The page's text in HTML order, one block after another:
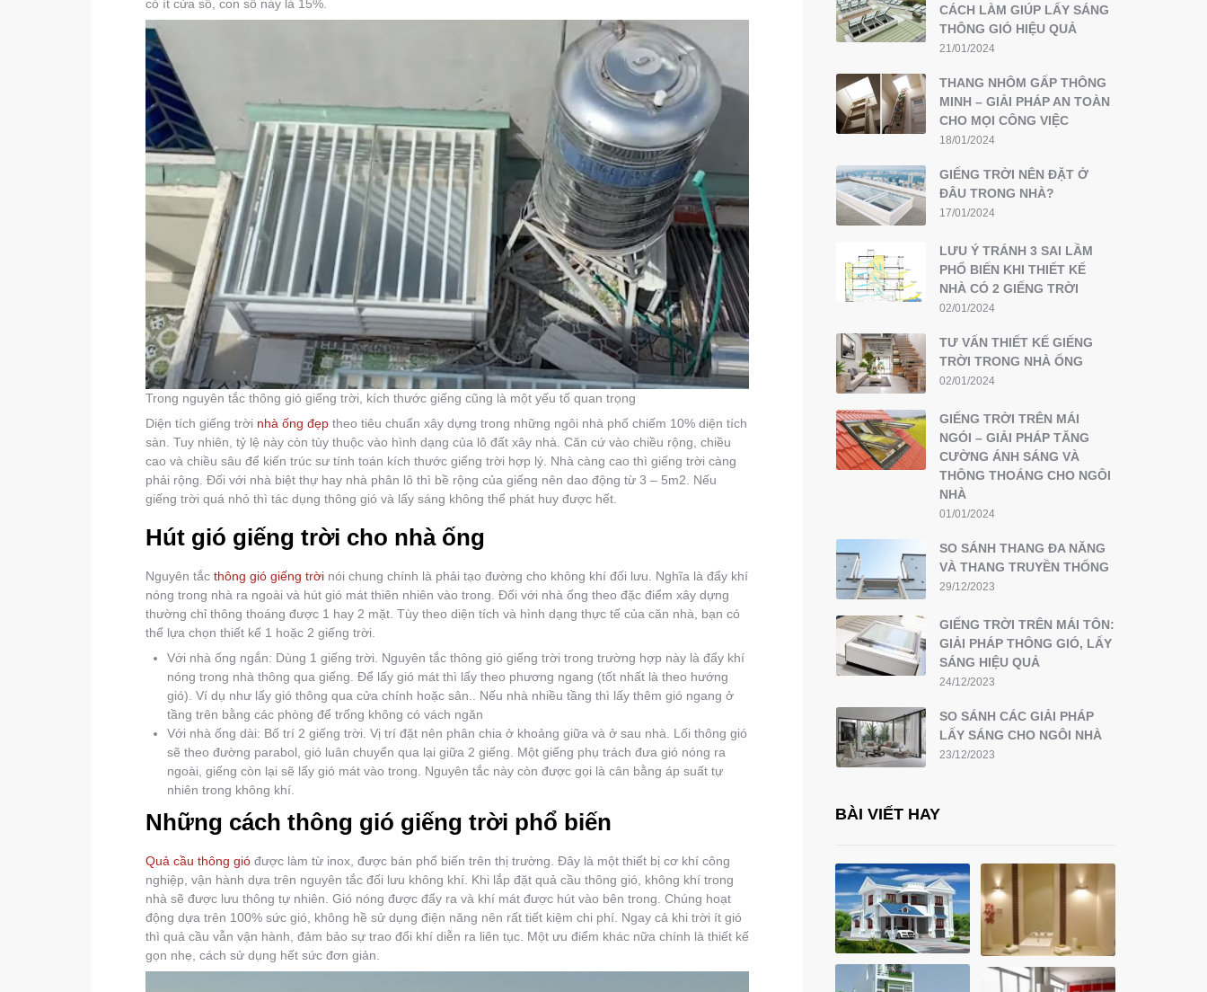
có ít cửa sổ, con số này là 15%.
Trong nguyên tắc thông gió giếng trời, kích thước giếng cũng là một yếu tố quan trọng
Diện tích giếng trời nhà ống đẹp theo tiêu chuẩn xây dựng trong những ngôi nhà phố chiếm 10% diện tích
sàn. Tuy nhiên, tỷ lệ này còn tùy thuộc vào hình dạng của lô đất xây nhà. Căn cứ vào chiều rộng, chiều
cao và chiều sâu để kiến trúc sư tính toán kích thước giếng trời hợp lý. Nhà càng cao thì giếng trời càng
phải rộng. Đối với nhà biệt thự hay nhà phân lô thì bề rộng của giếng nên dao động từ 3 – 5m2. Nếu
giếng trời quá nhỏ thì tác dụng thông gió và lấy sáng không thể phát huy được hết.
Hút gió giếng trời cho nhà ống
Nguyên tắc thông gió giếng trời nói chung chính là phải tạo đường cho không khí đối lưu. Nghĩa là đẩy khí
nóng trong nhà ra ngoài và hút gió mát thiên nhiên vào trong. Đối với nhà ống theo đặc điểm xây dựng
thường chỉ thông thoáng được 1 hay 2 mặt. Tùy theo diện tích và hình dạng thực tế của căn nhà, bạn có
thể lựa chọn thiết kế 1 hoặc 2 giếng trời.
Với nhà ống ngắn: Dùng 1 giếng trời. Nguyên tắc thông gió giếng trời trong trường hợp này là đẩy khí
nóng trong nhà thông qua giếng. Để lấy gió mát thì lấy theo phương ngang (tốt nhất là theo hướng
gió). Ví dụ như lấy gió thông qua cửa chính hoặc sân.. Nếu nhà nhiều tầng thì lấy thêm gió ngang ở
tầng trên bằng các phòng để trống không có vách ngăn
Với nhà ống dài: Bố trí 2 giếng trời. Vị trí đặt nên phân chia ở khoảng giữa và ở sau nhà. Lối thông gió
sẽ theo đường parabol, gió luân chuyển qua lại giữa 2 giếng. Một giếng phụ trách đưa gió nóng ra
ngoài, giếng còn lại sẽ lấy gió mát vào trong. Nguyên tắc này còn được gọi là cân bằng áp suất tự
nhiên trong không khí.
Những cách thông gió giếng trời phổ biến
Quả cầu thông gió được làm từ inox, được bán phổ biến trên thị trường. Đây là một thiết bị cơ khí công
nghiệp, vận hành dựa trên nguyên tắc đối lưu không khí. Khi lắp đặt quả cầu thông gió, không khí trong
nhà sẽ được lưu thông tự nhiên. Gió nóng được đẩy ra và khí mát được hút vào bên trong. Chúng hoạt
động dựa trên 100% sức gió, không hề sử dụng điện năng nên rất tiết kiệm chi phí. Ngay cả khi trời ít gió
thì quả cầu vẫn vận hành, đảm bảo sự trao đổi khí diễn ra liên tục. Một ưu điểm khác nữa chính là thiết kế
gọn nhẹ, cách sử dụng hết sức đơn giản.
CÁCH LÀM GIÚP LẤY SÁNG
THÔNG GIÓ HIỆU QUẢ
21/01/2024
THANG NHÔM GẤP THÔNG
MINH – GIẢI PHÁP AN TOÀN
CHO MỌI CÔNG VIỆC
18/01/2024
GIẾNG TRỜI NÊN ĐẶT Ở
ĐÂU TRONG NHÀ?
17/01/2024
LƯU Ý TRÁNH 3 SAI LẦM
PHỔ BIẾN KHI THIẾT KẾ
NHÀ CÓ 2 GIẾNG TRỜI
02/01/2024
TƯ VẤN THIẾT KẾ GIẾNG
TRỜI TRONG NHÀ ỐNG
02/01/2024
GIẾNG TRỜI TRÊN MÁI
NGÓI – GIẢI PHÁP TĂNG
CƯỜNG ÁNH SÁNG VÀ
THÔNG THOÁNG CHO NGÔI
NHÀ
01/01/2024
SO SÁNH THANG ĐA NĂNG
VÀ THANG TRUYỀN THỐNG
29/12/2023
GIẾNG TRỜI TRÊN MÁI TÔN:
GIẢI PHÁP THÔNG GIÓ, LẤY
SÁNG HIỆU QUẢ
24/12/2023
SO SÁNH CÁC GIẢI PHÁP
LẤY SÁNG CHO NGÔI NHÀ
23/12/2023
BÀI VIẾT HAY